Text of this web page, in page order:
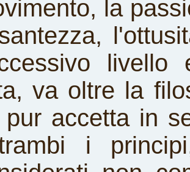
la
livello
va oltre la
pur accetta in
i